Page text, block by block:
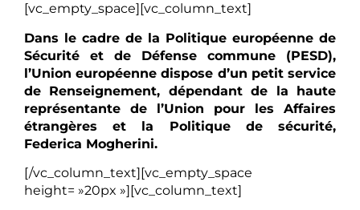
[vc_empty_space][vc_column_text]
Dans le cadre de la Politique européenne de
Sécurité et de Défense commune (PESD),
l’Union européenne dispose d’un petit service
de Renseignement, dépendant de la haute
représentante de l’Union pour les Affaires
étrangères et la Politique de sécurité,
Federica Mogherini.
[/vc_column_text][vc_empty_space
height= »20px »][vc_column_text]